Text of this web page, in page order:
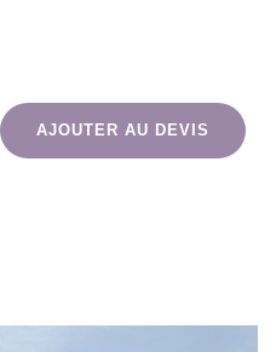
AJOUTER AU DEVIS